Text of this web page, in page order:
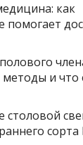
как
помогает
и что
сорта